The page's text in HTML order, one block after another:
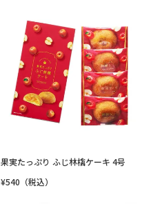
果実たっぷり ふじ林檎ケーキ 4号
¥540（税込）